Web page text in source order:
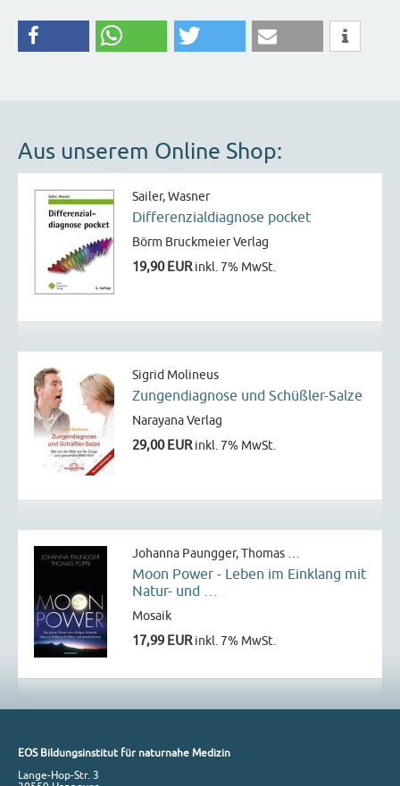
Aus unserem Online Shop:
Sailer, Wasner
Differenzialdiagnose pocket
Börm Bruckmeier Verlag
19,90 EURinkl. 7% MwSt.
Sigrid Molineus
Zungendiagnose und Schüßler-Salze
Narayana Verlag
29,00 EURinkl. 7% MwSt.
Johanna Paungger,‎ Thomas …
Moon Power - Leben im Einklang mit
Natur- und …
Mosaik
17,99 EURinkl. 7% MwSt.
EOS Bildungsinstitut für naturnahe Medizin
Lange-Hop-Str. 3